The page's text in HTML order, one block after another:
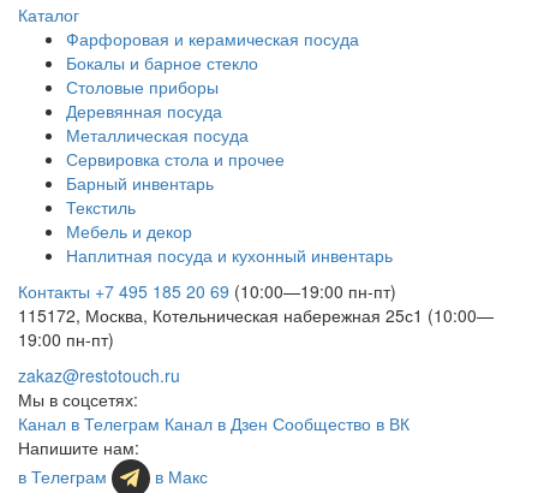
Каталог
Фарфоровая и керамическая посуда
Бокалы и барное стекло
Столовые приборы
Деревянная посуда
Металлическая посуда
Сервировка стола и прочее
Барный инвентарь
Текстиль
Мебель и декор
Наплитная посуда и кухонный инвентарь
Контакты +7 495 185 20 69 (10:00—19:00 пн-пт)
115172, Москва, Котельническая набережная 25с1 (10:00—
19:00 пн-пт)
zakaz@restotouch.ru
Мы в соцсетях:
Канал в Телеграм Канал в Дзен Сообщество в ВК
Напишите нам:
в Телеграм
в Макс